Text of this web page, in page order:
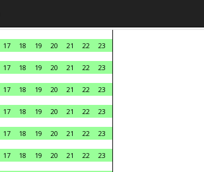
17 18 19 20 21 22
23
17 18 19 20 21 22
23
17 18 19 20 21 22
23
17 18 19 20 21 22
23
17 18 19 20 21 22
23
17 18 19 20 21 22
23